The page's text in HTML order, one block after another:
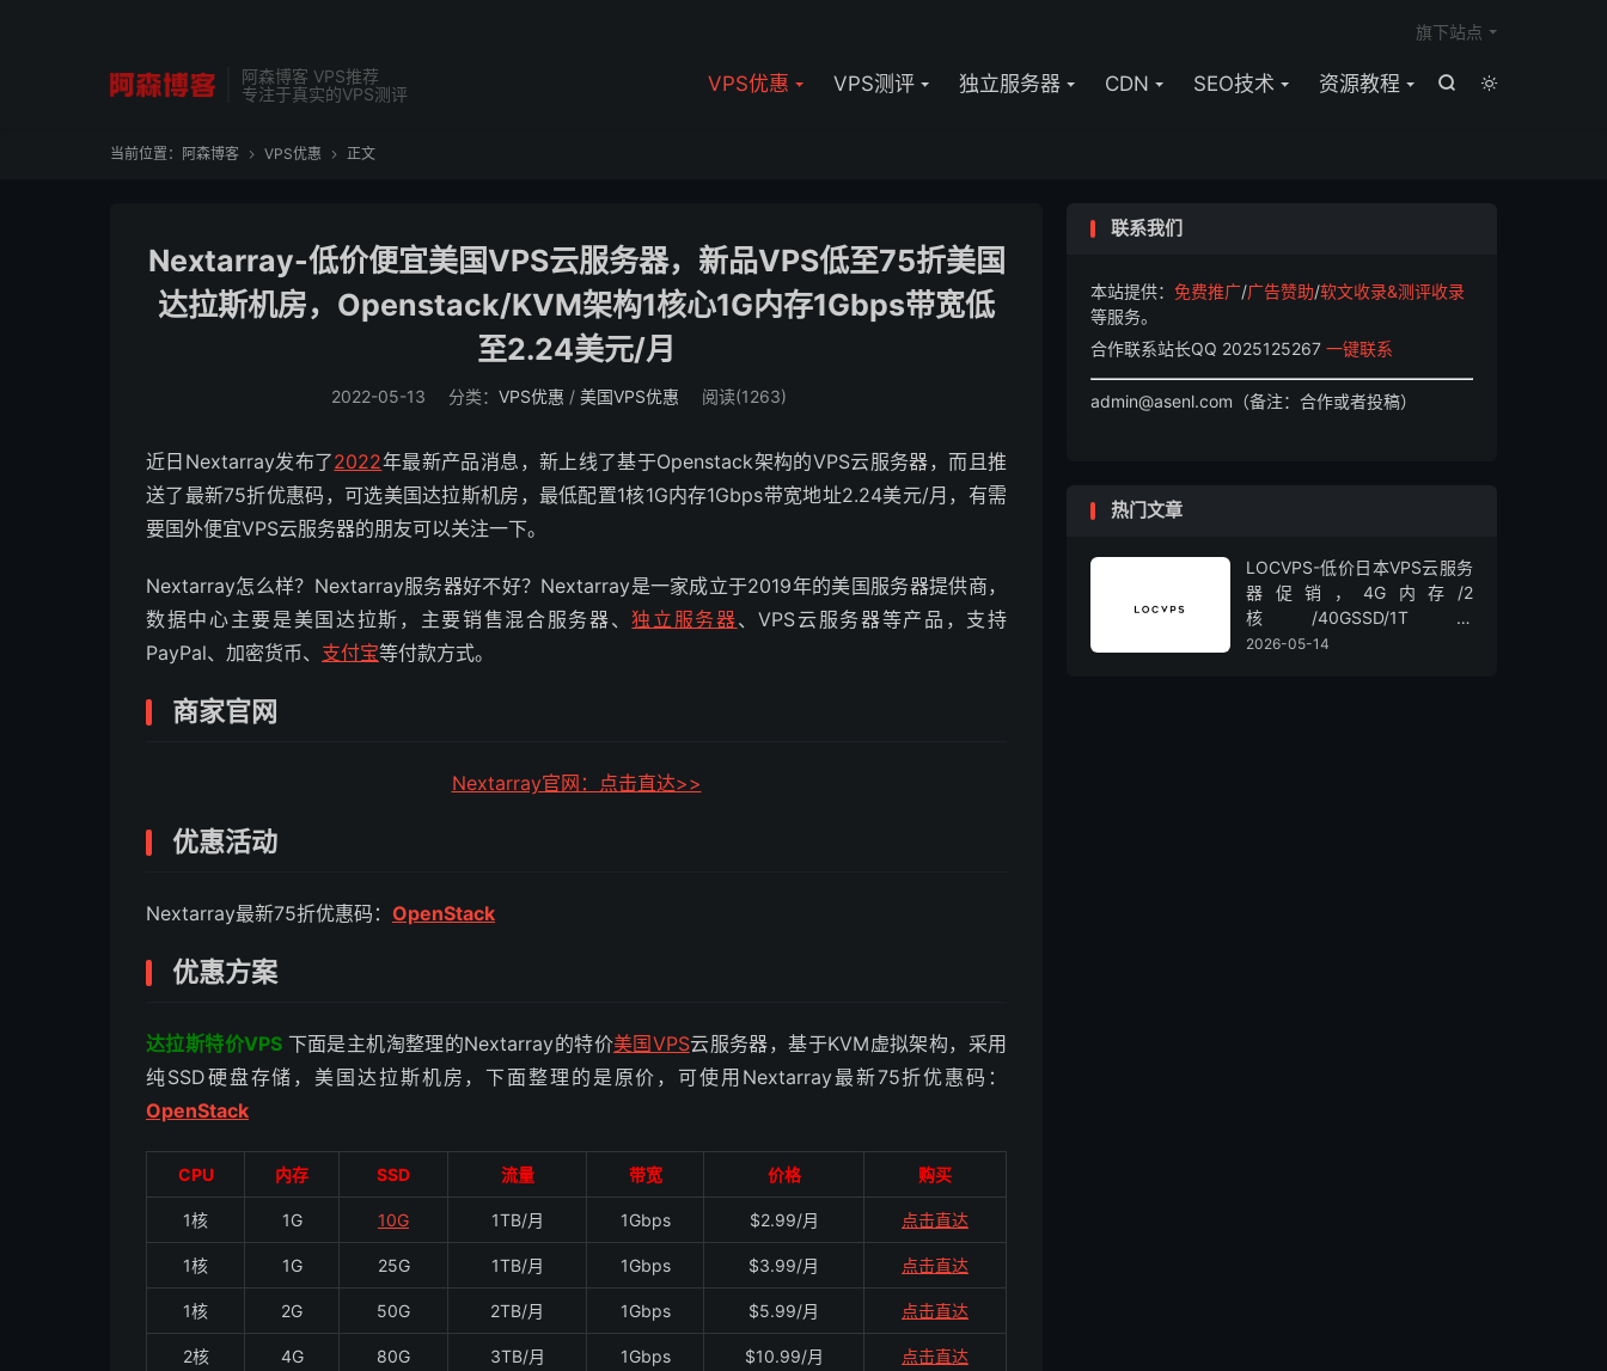
阿森博客 VPS推荐
专注于真实的VPS测评


VPS优惠 VPS测评 独立服务器 CDN SEO技术 资源教程
旗下站点
当前位置： 阿森博客  VPS优惠  正文
Nextarray-低价便宜美国VPS云服务器，新品VPS低至75折美国
达拉斯机房，Openstack/KVM架构1核心1G内存1Gbps带宽低
至2.24美元/月
2022-05-13 分类： VPS优惠 / 美国VPS优惠 阅读(1263)
近日Nextarray发布了2022年最新产品消息，新上线了基于Openstack架构的VPS云服务器，而且推
送了最新75折优惠码，可选美国达拉斯机房，最低配置1核1G内存1Gbps带宽地址2.24美元/月，有需
要国外便宜VPS云服务器的朋友可以关注一下。
Nextarray怎么样？Nextarray服务器好不好？Nextarray是一家成立于2019年的美国服务器提供商，
数据中心主要是美国达拉斯，主要销售混合服务器、独立服务器、VPS云服务器等产品，支持
PayPal、加密货币、 支付宝等付款方式。
商家官网
Nextarray官网：点击直达>>
优惠活动
Nextarray最新75折优惠码： OpenStack
优惠方案
达拉斯特价VPS 下面是主机淘整理的Nextarray的特价美国VPS云服务器，基于KVM虚拟架构，采用
纯SSD硬盘存储，美国达拉斯机房，下面整理的是原价，可使用Nextarray最新75折优惠码：
OpenStack
CPU 内存 SSD 流量 带宽 价格 购买
1核 1G 10G 1TB/月 1Gbps $2.99/月 点击直达
1核 1G 25G 1TB/月 1Gbps $3.99/月 点击直达
1核 2G 50G 2TB/月 1Gbps $5.99/月 点击直达
2核 4G 80G 3TB/月 1Gbps $10.99/月 点击直达
联系我们
本站提供： 免费推广/广告赞助/软文收录&测评收录
等服务。
合作联系站长QQ 2025125267 一键联系
admin@asenl.com（备注：合作或者投稿）
热门文章
LOCVPS-低价日本VPS云服务
器促销，4G内存/2
核/40GSSD/1T流
量/450Mbps带宽，低至36元/
2026-05-14